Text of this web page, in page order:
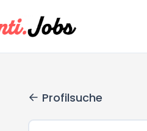
Profilsuche